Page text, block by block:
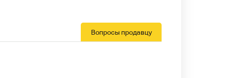
Вопросы продавцу